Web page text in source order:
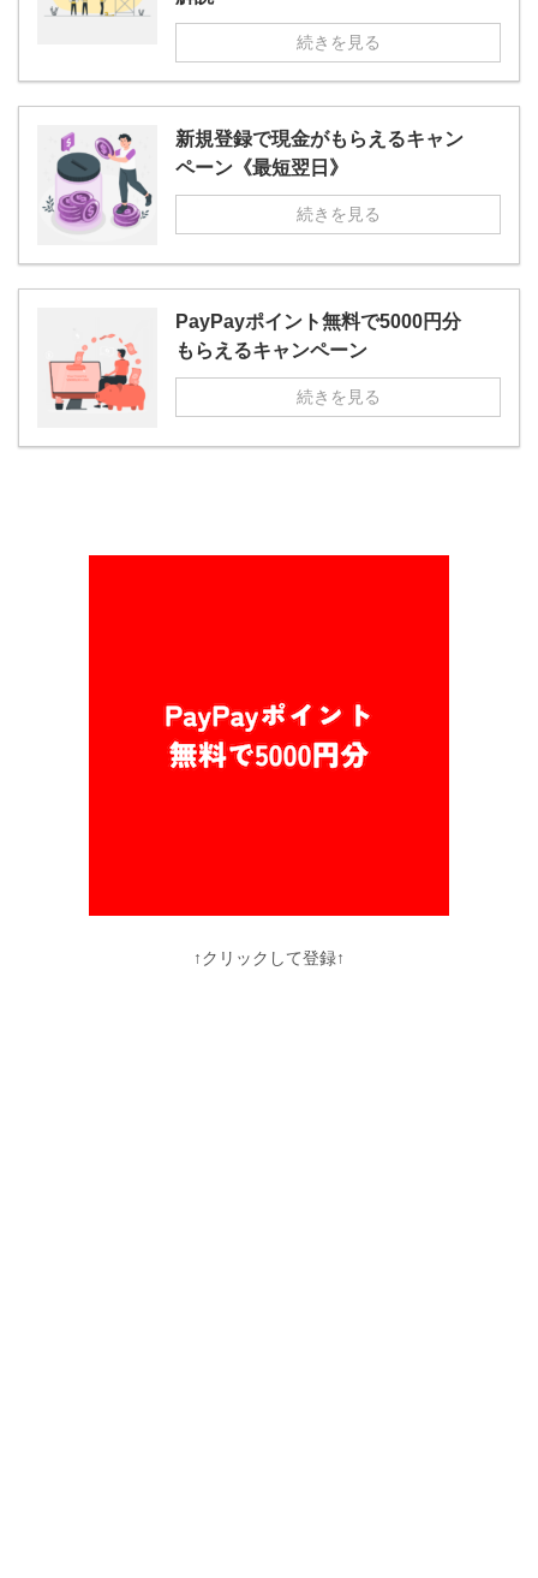
続きを見る
新規登録で現金がもらえるキャン
ペーン《最短翌日》
続きを見る
PayPayポイント無料で5000円分
もらえるキャンペーン
続きを見る
↑クリックして登録↑